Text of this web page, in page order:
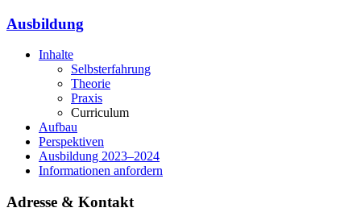
Ausbildung
Inhalte
Selbsterfahrung
Theorie
Praxis
Curriculum
Aufbau
Perspektiven
Ausbildung 2023–2024
Informationen anfordern
Adresse & Kontakt